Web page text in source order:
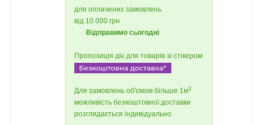
для оплачених замовлень
від 10 000 грн
Відправимо сьогодні
Пропозиція діє для товарів зі стікером
Для замовлень об'ємом більше 1м3
можливість безкоштовної доставки
розглядається індивідуально